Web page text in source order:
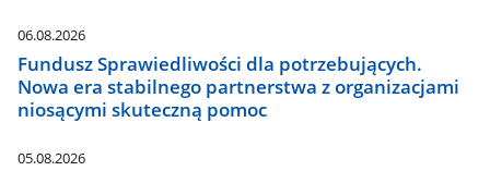
06.08.2026
Fundusz Sprawiedliwości dla potrzebujących.
Nowa era stabilnego partnerstwa z organizacjami
niosącymi skuteczną pomoc
05.08.2026